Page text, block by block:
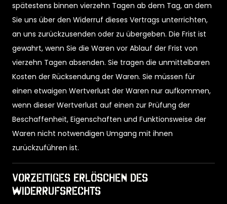
spätestens binnen vierzehn Tagen ab dem Tag, an dem
Sie uns über den Widerruf dieses Vertrags unterrichten,
an uns zurückzusenden oder zu übergeben. Die Frist ist
gewahrt, wenn Sie die Waren vor Ablauf der Frist von
vierzehn Tagen absenden. Sie tragen die unmittelbaren
Kosten der Rücksendung der Waren. Sie müssen für
einen etwaigen Wertverlust der Waren nur aufkommen,
wenn dieser Wertverlust auf einen zur Prüfung der
Beschaffenheit, Eigenschaften und Funktionsweise der
Waren nicht notwendigen Umgang mit ihnen
zurückzuführen ist.
Vorzeitiges Erlöschen des
Widerrufsrechts